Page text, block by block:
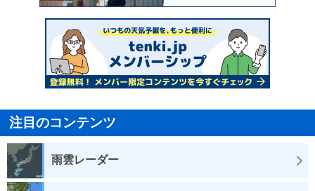
注目のコンテンツ
雨雲レーダー